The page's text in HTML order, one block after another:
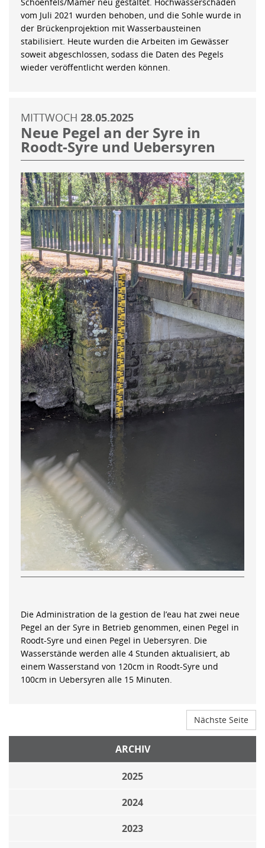
vom Juli 2021 wurden behoben, und die Sohle wurde in
der Brückenprojektion mit Wasserbausteinen
stabilisiert. Heute wurden die Arbeiten im Gewässer
soweit abgeschlossen, sodass die Daten des Pegels
wieder veröffentlicht werden können.
MITTWOCH 28.05.2025
Neue Pegel an der Syre in
Roodt-Syre und Uebersyren
Die Administration de la gestion de l’eau hat zwei neue
Pegel an der Syre in Betrieb genommen, einen Pegel in
Roodt-Syre und einen Pegel in Uebersyren. Die
Wasserstände werden alle 4 Stunden aktualisiert, ab
einem Wasserstand von 120cm in Roodt-Syre und
100cm in Uebersyren alle 15 Minuten.
Nächste Seite
ARCHIV
2025
2024
2023